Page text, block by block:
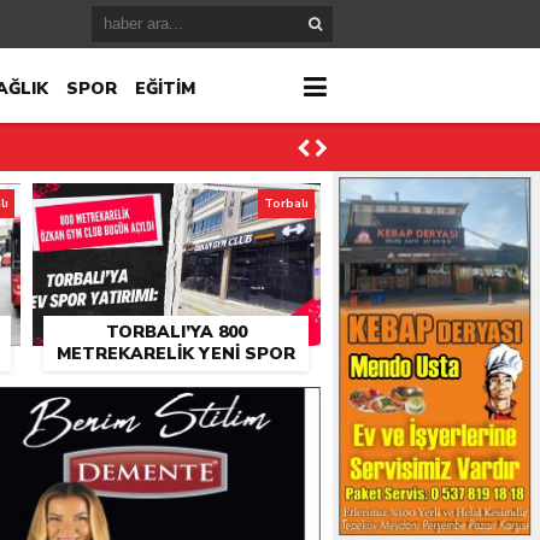
SPOR EĞİTİM
TORBALI’YA 800
METREKARELIK YENI SPOR
AÇILDI
Torbalı